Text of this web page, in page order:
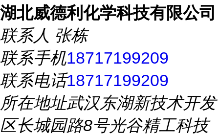
湖北威德利化学科技有限公司
联系人 张栋
联系手机18717199209
联系电话18717199209
所在地址武汉东湖新技术开发
区长城园路8号光谷精工科技